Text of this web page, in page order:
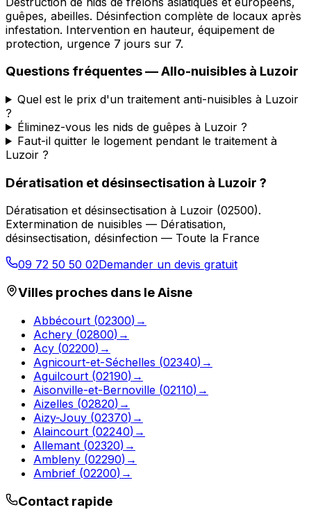
guêpes, abeilles. Désinfection complète de locaux après
infestation. Intervention en hauteur, équipement de
protection, urgence 7 jours sur 7.
Questions fréquentes —Allo-nuisibles à Luzoir
Quel est le prix d'un traitement anti-nuisibles à Luzoir
?
Éliminez-vous les nids de guêpes à Luzoir ?
Faut-il quitter le logement pendant le traitement à
Luzoir ?
Dératisation et désinsectisation à Luzoir ?
Dératisation et désinsectisation à Luzoir (02500).
Extermination de nuisibles — Dératisation,
désinsectisation, désinfection — Toute la France
09 72 50 50 02Demander un devis gratuit
Villes proches dans leAisne
Abbécourt (02300) →
Achery (02800) →
Acy (02200) →
Agnicourt-et-Séchelles (02340) →
Aguilcourt (02190) →
Aisonville-et-Bernoville (02110) →
Aizelles (02820) →
Aizy-Jouy (02370) →
Alaincourt (02240) →
Allemant (02320) →
Ambleny (02290) →
Ambrief (02200) →
Contact rapide